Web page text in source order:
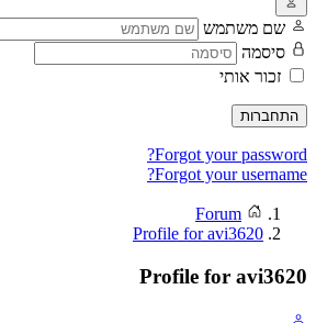
שם משתמש
סיסמה
זכור אותי
התחברות
Forgot your password?
Forgot your username?
Forum
Profile for avi3620
Profile for avi3620